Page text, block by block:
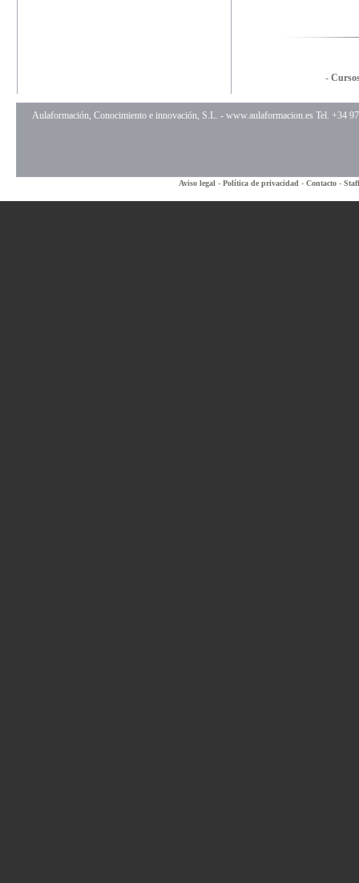
-
Aulaformación, Conocimiento e innovación, S.L. -www.aulaformacion.es Tel. +34
Aviso legal - Política de privacidad - Contacto - Staff